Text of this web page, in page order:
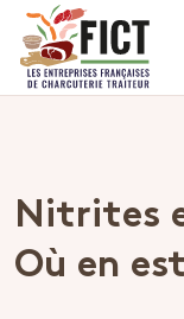
Nitrites
Où en